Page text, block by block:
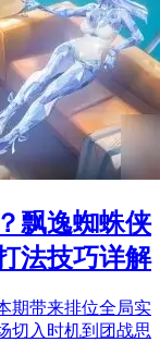
飘逸蜘蛛侠
法技巧详解
期带来排位全局实
切入时机到团战思